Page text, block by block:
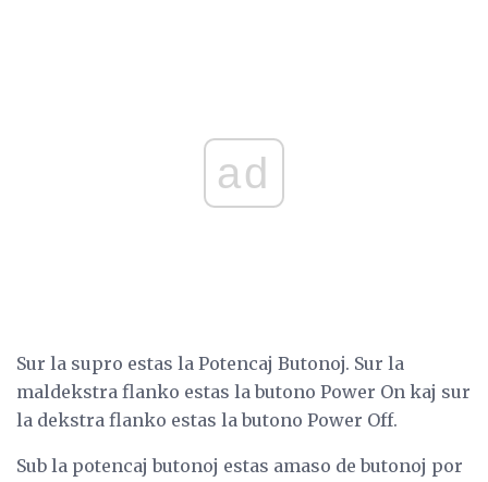
ad
Sur la supro estas la Potencaj Butonoj. Sur la
maldekstra flanko estas la butono Power On kaj sur
la dekstra flanko estas la butono Power Off.
Sub la potencaj butonoj estas amaso de butonoj por